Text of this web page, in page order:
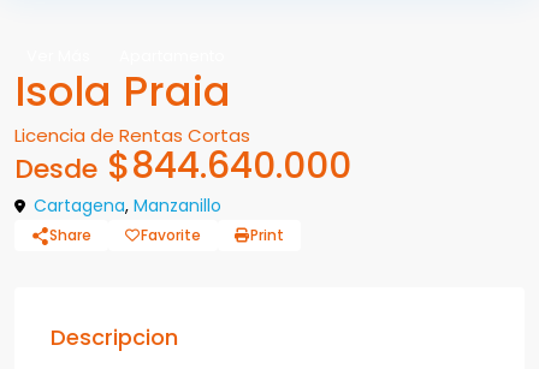
Isola Praia
Licencia de Rentas Cortas
Desde $844.640.000
Cartagena, Manzanillo
Share Favorite Print
Descripcion